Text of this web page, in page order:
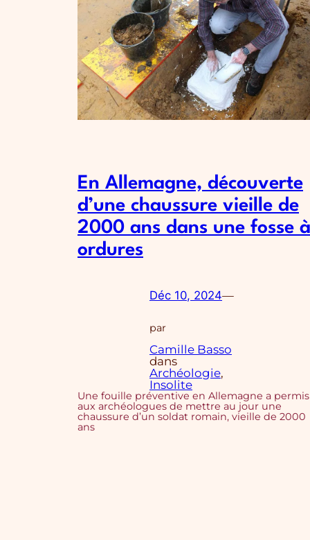
En Allemagne, découverte
d’une chaussure vieille de
2000 ans dans une fosse à
ordures
Déc 10, 2024—
par
Camille Basso
dans
Archéologie
Insolite
Une fouille préventive en Allemagne a permis
aux archéologues de mettre au jour une
chaussure d’un soldat romain, vieille de 2000
ans